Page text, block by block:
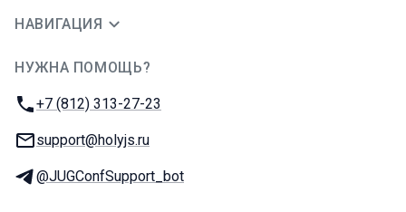
НАВИГАЦИЯ
НУЖНА ПОМОЩЬ?
Телефон:
+7 (812) 313-27-23
E-mail:
support@holyjs.ru
Телеграм:
@JUGConfSupport_bot